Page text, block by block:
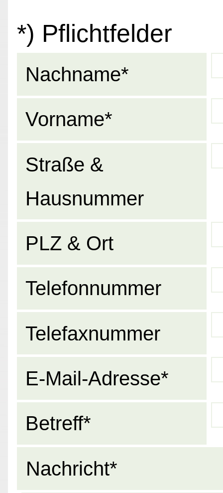
*) Pflichtfelder
Nachname*
Vorname*
Straße &
Hausnummer
PLZ & Ort
Telefonnummer
Telefaxnummer
E-Mail-Adresse*
Betreff*
Nachricht*